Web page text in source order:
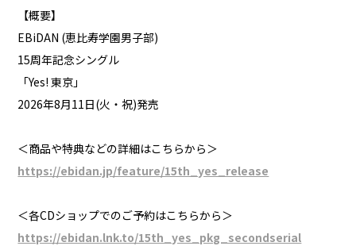
【概要】
EBiDAN (恵比寿学園男子部)
15周年記念シングル
「Yes! 東京」
2026年8月11日(火・祝)発売
＜商品や特典などの詳細はこちらから＞
https://ebidan.jp/feature/15th_yes_release
＜各CDショップでのご予約はこちらから＞
https://ebidan.lnk.to/15th_yes_pkg_secondserial